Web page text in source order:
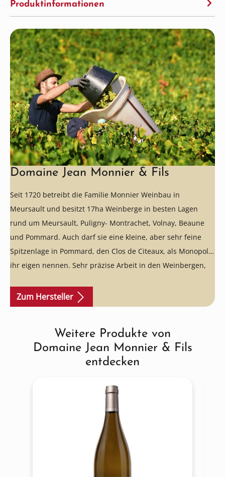
Produktinformationen
Domaine Jean Monnier & Fils
Seit 1720 betreibt die Familie Monnier Weinbau in
Meursault und besitzt 17ha Weinberge in besten Lagen
rund um Meursault, Puligny- Montrachet, Volnay, Beaune
und Pommard. Auch darf sie eine kleine, aber sehr feine
Spitzenlage in Pommard, den Clos de Citeaux, als Monopol
ihr eigen nennen. Sehr präzise Arbeit in den Weinbergen,
diesem Preisniveau sind einfach unschlagbar.
Geheimtipp!
Zum Hersteller
Produktgalerie überspringen
Weitere Produkte von
Domaine Jean Monnier & Fils
entdecken